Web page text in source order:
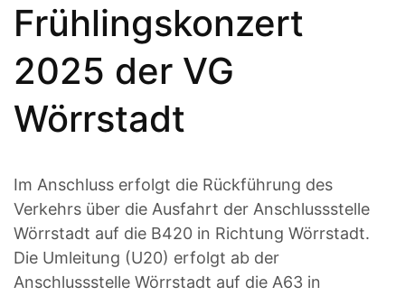
Frühlingskonzert
2025 der VG
Wörrstadt
Im Anschluss erfolgt die Rückführung des
Verkehrs über die Ausfahrt der Anschlussstelle
Wörrstadt auf die B420 in Richtung Wörrstadt.
Die Umleitung (U20) erfolgt ab der
Anschlussstelle Wörrstadt auf die A63 in